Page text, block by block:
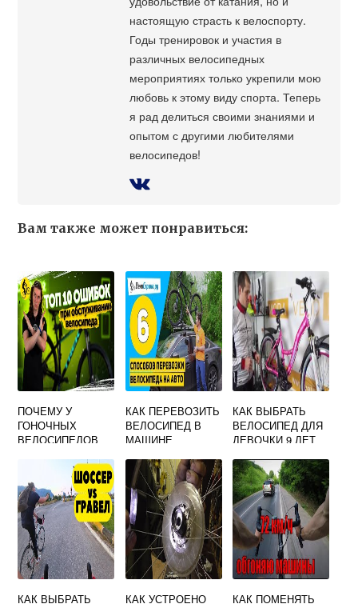
настоящую страсть к велоспорту.
Годы тренировок и участия в
различных велосипедных
мероприятиях только укрепили мою
любовь к этому виду спорта. Теперь
я рад делиться своими знаниями и
опытом с другими любителями
велосипедов!
Вам также может понравиться:
ПОЧЕМУ У
ГОНОЧНЫХ
ВЕЛОСИПЕДОВ
КАК ПЕРЕВОЗИТЬ
ВЕЛОСИПЕД В
МАШИНЕ
КАК ВЫБРАТЬ
ВЕЛОСИПЕД ДЛЯ
ДЕВОЧКИ 9 ЛЕТ
КАК ВЫБРАТЬ
КАК УСТРОЕНО
КАК ПОМЕНЯТЬ